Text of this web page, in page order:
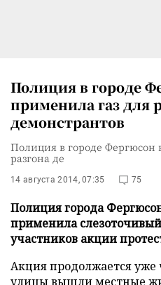
Полиция в городе
применила газ для
демонстрантов
Полиция в городе
разгона де
14 августа 2014, 07:35 75
Полиция города
применила слезоточивый
участников акции
Акция продолжается
улицы вышли местные